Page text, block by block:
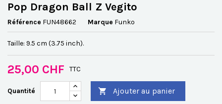
Pop Dragon Ball Z Vegito
Référence FUN48662 Marque Funko
Taille: 9.5 cm (3.75 inch).
25,00 CHF TTC
Quantité  Ajouter au panier